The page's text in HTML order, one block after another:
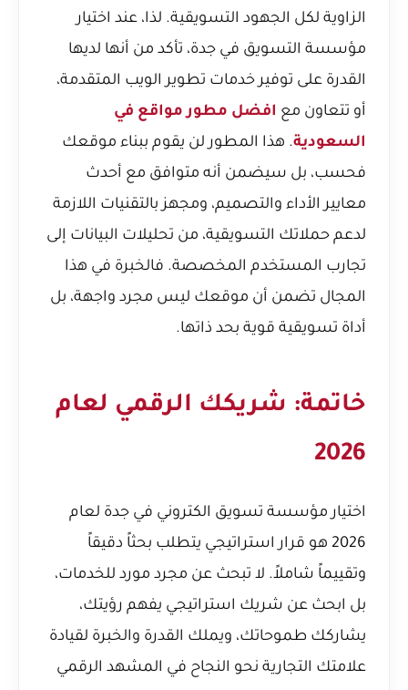
الزاوية لكل الجهود التسويقية. لذا، عند اختيار
مؤسسة التسويق في جدة، تأكد من أنها لديها
القدرة على توفير خدمات تطوير الويب المتقدمة،
أو تتعاون مع افضل مطور مواقع في
السعودية. هذا المطور لن يقوم ببناء موقعك
فحسب، بل سيضمن أنه متوافق مع أحدث
معايير الأداء والتصميم، ومجهز بالتقنيات اللازمة
لدعم حملاتك التسويقية، من تحليلات البيانات إلى
تجارب المستخدم المخصصة. فالخبرة في هذا
المجال تضمن أن موقعك ليس مجرد واجهة، بل
أداة تسويقية قوية بحد ذاتها.
خاتمة: شريكك الرقمي لعام
2026
اختيار مؤسسة تسويق الكتروني في جدة لعام
2026 هو قرار استراتيجي يتطلب بحثاً دقيقاً
وتقييماً شاملاً. لا تبحث عن مجرد مورد للخدمات،
بل ابحث عن شريك استراتيجي يفهم رؤيتك،
يشاركك طموحاتك، ويملك القدرة والخبرة لقيادة
علامتك التجارية نحو النجاح في المشهد الرقمي